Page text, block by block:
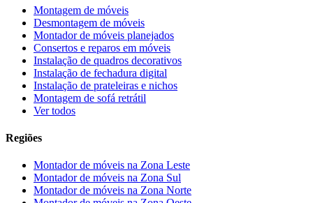
Montagem de móveis
Desmontagem de móveis
Montador de móveis planejados
Consertos e reparos em móveis
Instalação de quadros decorativos
Instalação de fechadura digital
Instalação de prateleiras e nichos
Montagem de sofá retrátil
Ver todos
Regiões
Montador de móveis na Zona Leste
Montador de móveis na Zona Sul
Montador de móveis na Zona Norte